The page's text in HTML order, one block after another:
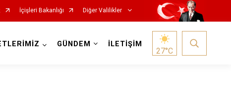
İçişleri Bakanlığı Diğer Valilikler
GÜNDEM İLETİŞİM
27°C